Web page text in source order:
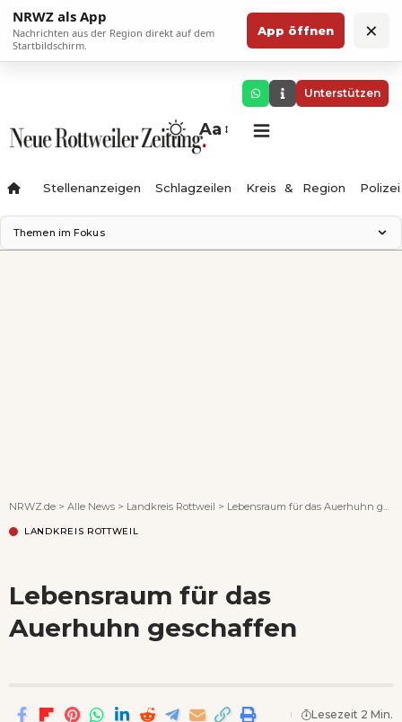
NRWZ als App
Nachrichten aus der Region direkt auf dem
Startbildschirm.
App öffnen ×
Unterstützen
Aa
Stellenanzeigen Schlagzeilen Kreis & Region Polizei
Themen im Fokus
NRWZ.de > Alle News > Landkreis Rottweil > Lebensraum für das Auerhuhn geschaffen
LANDKREIS ROTTWEIL
Lebensraum für das
Auerhuhn geschaffen
Lesezeit 2 Min.